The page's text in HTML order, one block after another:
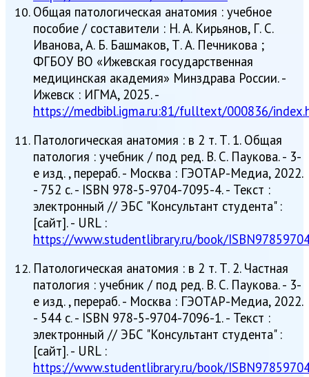
Общая патологическая анатомия : учебное
пособие / составители : Н. А. Кирьянов, Г. С.
Иванова, А. Б. Башмаков, Т. А. Печникова ;
ФГБОУ ВО «Ижевская государственная
медицинская академия» Минздрава России. -
Ижевск : ИГМА, 2025. -
https://medbibl.igma.ru:81/fulltext/000836/
Патологическая анатомия : в 2 т. Т. 1. Общая
патология : учебник / под ред. В. С. Паукова. - 3-
е изд. , перераб. - Москва : ГЭОТАР-Медиа, 2022.
- 752 с. - ISBN 978-5-9704-7095-4. - Текст :
электронный // ЭБС "Консультант студента" :
[сайт]. - URL :
https://www.studentlibrary.ru/book/
Патологическая анатомия : в 2 т. Т. 2. Частная
патология : учебник / под ред. В. С. Паукова. - 3-
е изд. , перераб. - Москва : ГЭОТАР-Медиа, 2022.
- 544 с. - ISBN 978-5-9704-7096-1. - Текст :
электронный // ЭБС "Консультант студента" :
[сайт]. - URL :
https://www.studentlibrary.ru/book/